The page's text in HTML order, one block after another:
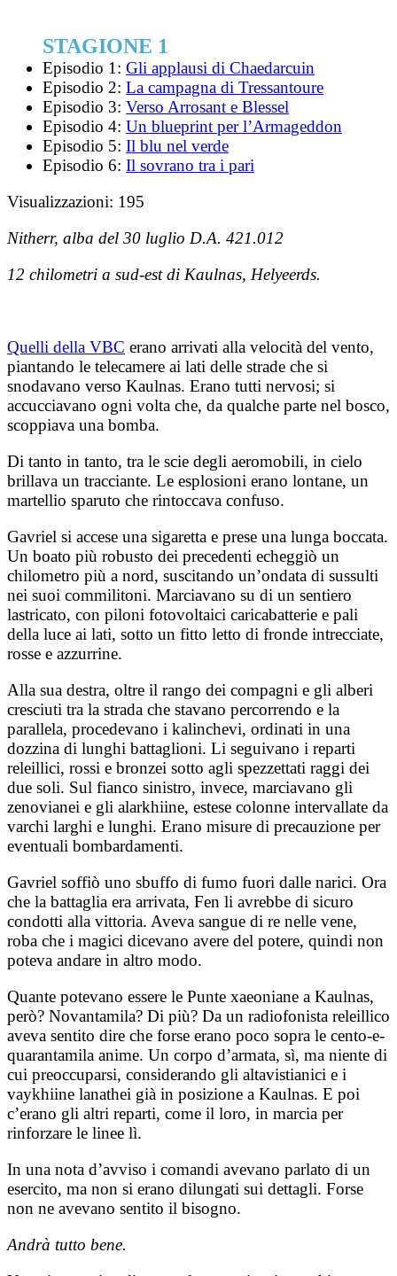
STAGIONE 1
Episodio 1: Gli applausi di Chaedarcuin
Episodio 2: La campagna di Tressantoure
Episodio 3: Verso Arrosant e Blessel
Episodio 4: Un blueprint per l’Armageddon
Episodio 5: Il blu nel verde
Episodio 6: Il sovrano tra i pari
Visualizzazioni: 195
Nitherr, alba del 30 luglio D.A. 421.012
12 chilometri a sud-est di Kaulnas, Helyeerds.
Quelli della VBC erano arrivati alla velocità del vento,
piantando le telecamere ai lati delle strade che si
snodavano verso Kaulnas. Erano tutti nervosi; si
accucciavano ogni volta che, da qualche parte nel bosco,
scoppiava una bomba.
Di tanto in tanto, tra le scie degli aeromobili, in cielo
brillava un tracciante. Le esplosioni erano lontane, un
martellio sparuto che rintoccava confuso.
Gavriel si accese una sigaretta e prese una lunga boccata.
Un boato più robusto dei precedenti echeggiò un
chilometro più a nord, suscitando un’ondata di sussulti
nei suoi commilitoni. Marciavano su di un sentiero
lastricato, con piloni fotovoltaici caricabatterie e pali
della luce ai lati, sotto un fitto letto di fronde intrecciate,
rosse e azzurrine.
Alla sua destra, oltre il rango dei compagni e gli alberi
cresciuti tra la strada che stavano percorrendo e la
parallela, procedevano i kalinchevi, ordinati in una
dozzina di lunghi battaglioni. Li seguivano i reparti
releillici, rossi e bronzei sotto agli spezzettati raggi dei
due soli. Sul fianco sinistro, invece, marciavano gli
zenovianei e gli alarkhiine, estese colonne intervallate da
varchi larghi e lunghi. Erano misure di precauzione per
eventuali bombardamenti.
Gavriel soffiò uno sbuffo di fumo fuori dalle narici. Ora
che la battaglia era arrivata, Fen li avrebbe di sicuro
condotti alla vittoria. Aveva sangue di re nelle vene,
roba che i magici dicevano avere del potere, quindi non
poteva andare in altro modo.
Quante potevano essere le Punte xaeoniane a Kaulnas,
però? Novantamila? Di più? Da un radiofonista releillico
aveva sentito dire che forse erano poco sopra le cento-e-
quarantamila anime. Un corpo d’armata, sì, ma niente di
cui preoccuparsi, considerando gli altavistianici e i
vaykhiine lanathei già in posizione a Kaulnas. E poi
c’erano gli altri reparti, come il loro, in marcia per
rinforzare le linee lì.
In una nota d’avviso i comandi avevano parlato di un
esercito, ma non si erano dilungati sui dettagli. Forse
non ne avevano sentito il bisogno.
Andrà tutto bene.